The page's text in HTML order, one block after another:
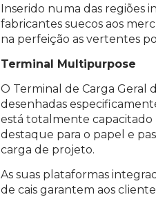
Inserido numa das regiões
fabricantes suecos aos
na perfeição as vertentes
Terminal Multipurpose
O Terminal de Carga Geral
desenhadas
está totalmente capacitado
destaque para o papel e
carga de projeto.
As suas plataformas
de cais garantem aos